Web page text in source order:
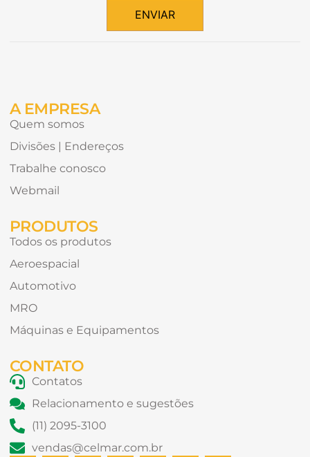
ENVIAR
A EMPRESA
Quem somos
Divisões | Endereços
Trabalhe conosco
Webmail
PRODUTOS
Todos os produtos
Aeroespacial
Automotivo
MRO
Máquinas e Equipamentos
CONTATO
Contatos
Relacionamento e sugestões
(11) 2095-3100
vendas@celmar.com.br